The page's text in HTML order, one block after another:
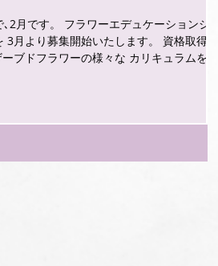
集開始いたします。 資格取得コ
ブドフラワーの様々な カリキュラムを通
ある 多くの皆様へ レッスンを行ってまい
インを考え 作り上げることができる」こ